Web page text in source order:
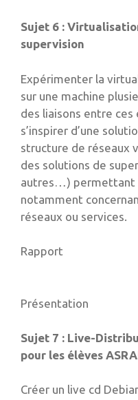
Sujet 6 :
supervision
Expérimenter la
sur une machine
des liaisons entre
s’inspirer d’une
structure de réseaux
des solutions de
autres…) permettant
notamment
réseaux ou services.
Rapport
Présentation
Sujet 7 : Live-
pour les élèves
Créer un live cd